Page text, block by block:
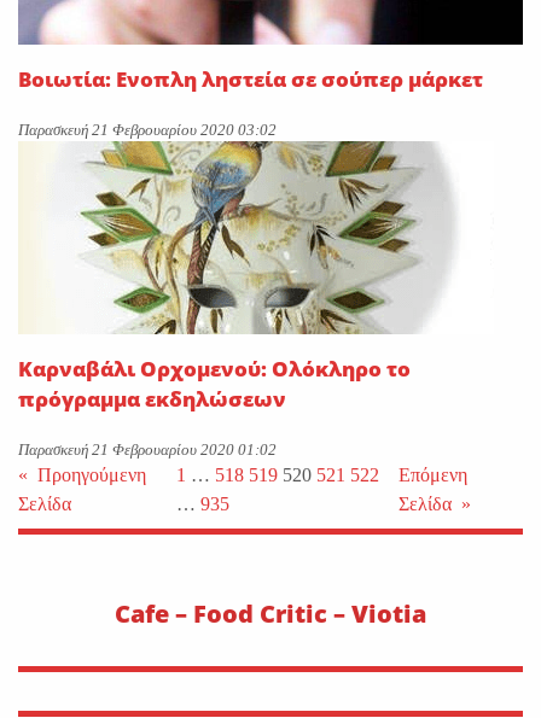
Βοιωτία: Ενοπλη ληστεία σε σούπερ μάρκετ
Παρασκευή 21 Φεβρουαρίου 2020 03:02
Καρναβάλι Ορχομενού: Ολόκληρο το
πρόγραμμα εκδηλώσεων
Παρασκευή 21 Φεβρουαρίου 2020 01:02
« Προηγούμενη
Σελίδα
1 … 518 519 520 521 522
… 935
Επόμενη
Σελίδα »
Cafe – Food Critic – Viotia